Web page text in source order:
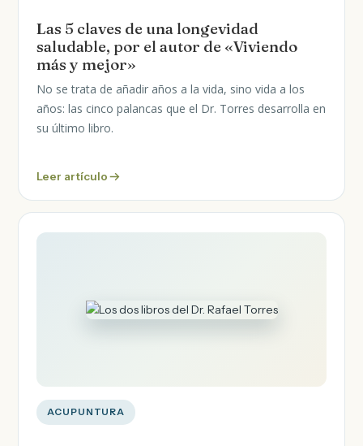
Las 5 claves de una longevidad
saludable, por el autor de «Viviendo
más y mejor»
No se trata de añadir años a la vida, sino vida a los
años: las cinco palancas que el Dr. Torres desarrolla en
su último libro.
Leer artículo
ACUPUNTURA